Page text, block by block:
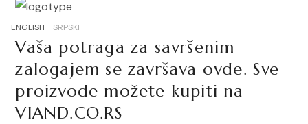
ENGLISH SRPSKI
Vaša potraga za savršenim
zalogajem se završava ovde. Sve
proizvode možete kupiti na
VIAND.CO.RS